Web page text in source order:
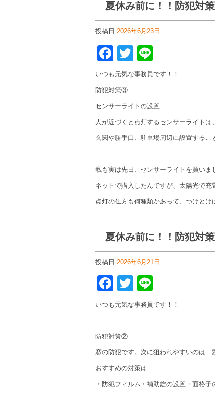
夏休み前に！！防犯対
投稿日 2026年6月23日
Facebook
Twitter
いつも元気な事務員です！！
防犯対策③
センサーライトの設置
人が近づくと点灯するセンサーライトは
玄関や勝手口、駐車場周辺に設置するこ
私も実は先日、センサーライトを買いま
ネットで購入したんですが、太陽光で充
点灯の仕方も何種類かあって、つけと
夏休み前に！！防犯対
投稿日 2026年6月21日
Facebook
Twitter
いつも元気な事務員です！！
防犯対策②
窓の防犯です。次に狙われやすいのは
おすすめの対策は
・防犯フィルム・補助錠の設置・面格子